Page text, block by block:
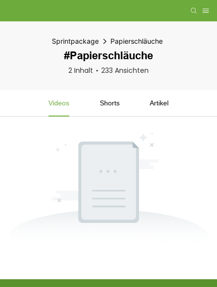
Sprintpackage Papierschläuche
#Papierschläuche
2 Inhalt 233 Ansichten
Videos Shorts Artikel